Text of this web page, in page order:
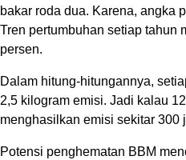
bakar roda dua. Karena, angka
Tren pertumbuhan setiap tahun
persen.
Dalam hitung-hitungannya,
2,5 kilogram emisi. Jadi kalau
menghasilkan emisi sekitar 300
Potensi penghematan BBM